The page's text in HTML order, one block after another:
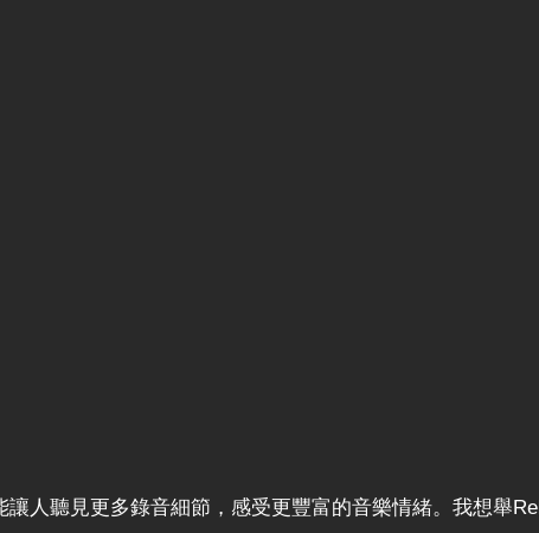
人聽見更多錄音細節，感受更豐富的音樂情緒。我想舉